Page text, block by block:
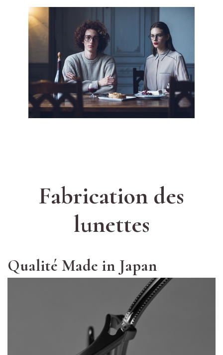
Fabrication des
lunettes
Qualité Made in Japan